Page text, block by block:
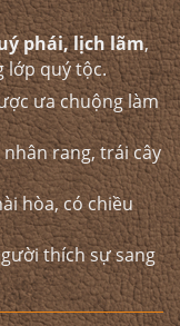
phái, lịch lãm,
lớp quý tộc.
ưa chuộng làm
rang, trái cây
hòa, có chiều
thích sự sang